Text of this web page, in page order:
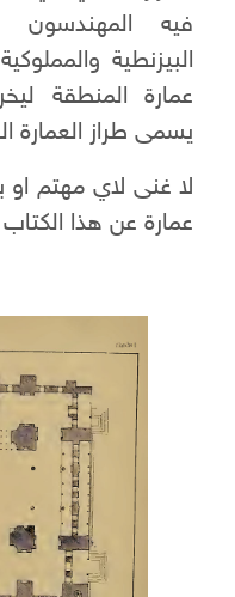
فيه المهندسون
البيزنطية
عمارة المنطقة
يسمى طراز العمارة
لا غنى لاي مهتم
عمارة عن هذا الكتاب